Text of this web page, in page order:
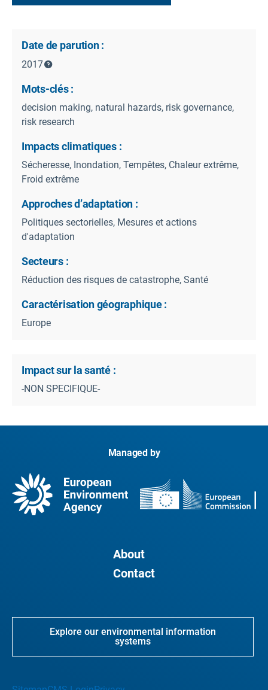
Date de parution :
2017
Mots-clés :
decision making, natural hazards, risk governance,
risk research
Impacts climatiques :
Sécheresse, Inondation, Tempêtes, Chaleur extrême,
Froid extrême
Approches d’adaptation :
Politiques sectorielles, Mesures et actions
d'adaptation
Secteurs :
Réduction des risques de catastrophe, Santé
Caractérisation géographique :
Europe
Impact sur la santé :
-NON SPECIFIQUE-
Managed by
About
Contact
Explore our environmental information
systems